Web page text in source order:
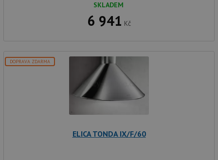
SKLADEM
6 941 Kč
DOPRAVA ZDARMA
ELICA TONDA IX/F/60